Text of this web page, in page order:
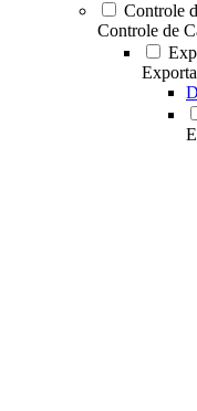
Controle
Controle de